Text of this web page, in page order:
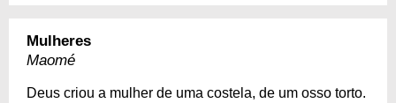
Mulheres
Maomé
Deus criou a mulher de uma costela, de um osso torto.